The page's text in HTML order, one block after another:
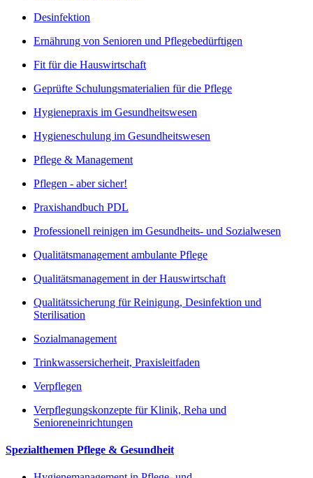
Desinfektion
Ernährung von Senioren und Pflegebedürftigen
Fit für die Hauswirtschaft
Geprüfte Schulungsmaterialien für die Pflege
Hygienepraxis im Gesundheitswesen
Hygieneschulung im Gesundheitswesen
Pflege & Management
Pflegen - aber sicher!
Praxishandbuch PDL
Professionell reinigen im Gesundheits- und Sozialwesen
Qualitätsmanagement ambulante Pflege
Qualitätsmanagement in der Hauswirtschaft
Qualitätssicherung für Reinigung, Desinfektion und
Sterilisation
Sozialmanagement
Trinkwassersicherheit, Praxisleitfaden
Verpflegen
Verpflegungskonzepte für Klinik, Reha und
Senioreneinrichtungen
Spezialthemen Pflege & Gesundheit